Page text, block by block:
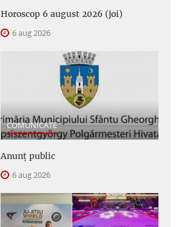
Horoscop 6 august 2026 (joi)
6 aug 2026
COMUNICATE
Anunţ public
6 aug 2026